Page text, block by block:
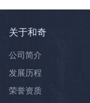
关于和奇
公司简介
发展历程
荣誉资质